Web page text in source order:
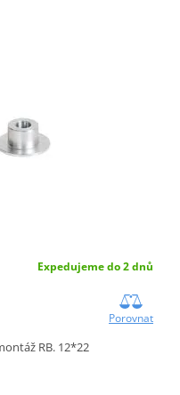
Expedujeme do 2 dnů
Porovnat
RB. 12*22